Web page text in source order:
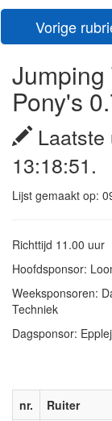
Vorige
Jumping
Pony's
13:18:51.
Lijst gemaakt op:
Richttijd 11.00 uur
Hoofdsponsor:
Weeksponsoren:
Techniek
Dagsponsor:
nr. Ruiter